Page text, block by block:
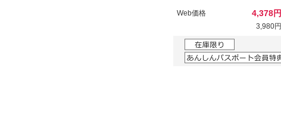
Web価格 4,378円
3,980円